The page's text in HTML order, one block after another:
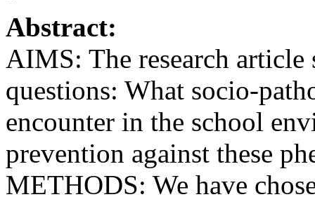
Abstract:
AIMS: The research article
questions: What socio-
encounter in the school
prevention against these
METHODS: We have